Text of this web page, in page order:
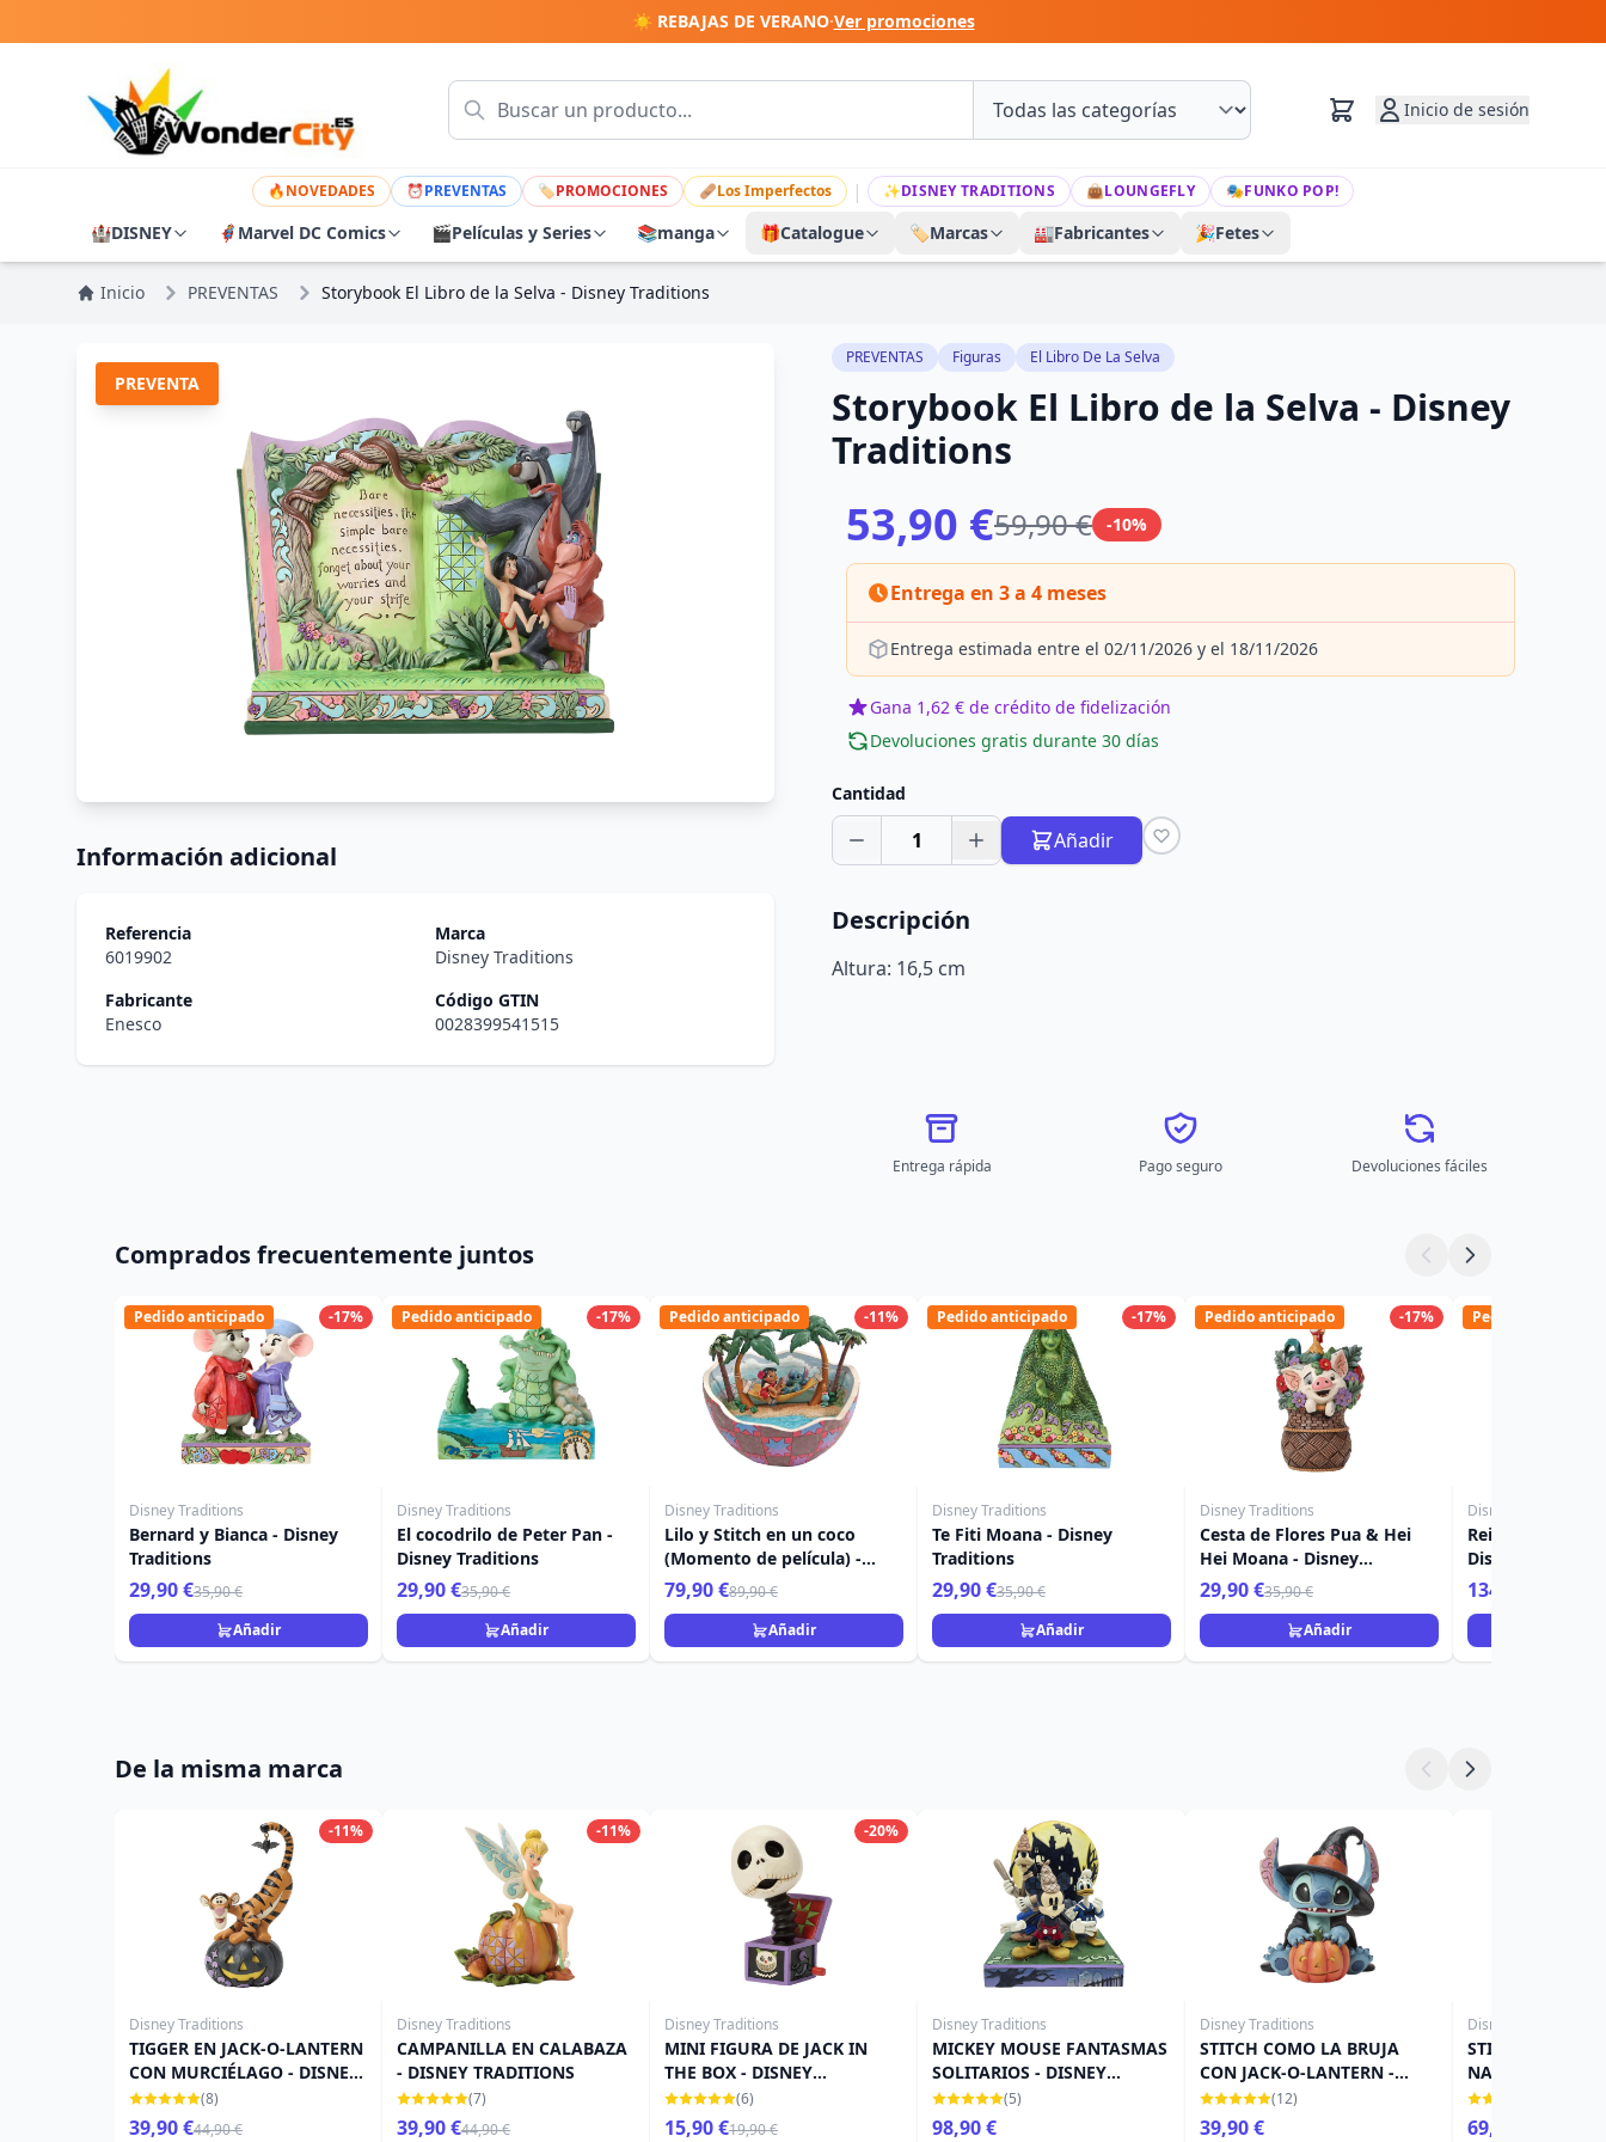
☀️ REBAJAS DE VERANO·Ver promociones
Inicio de sesión
🔥NOVEDADES ⏰PREVENTAS 🏷PROMOCIONES 🩹Los Imperfectos | ✨DISNEY TRADITIONS 👜LOUNGEFLY 🎭FUNKO POP!
🏰DISNEY 🦸 Marvel DC Comics 🎬Películas y Series 📚manga 🎁Catalogue 🏷️Marcas 🏭Fabricantes 🎉Fetes
Inicio PREVENTAS Storybook El Libro de la Selva - Disney Traditions
PREVENTA
Información adicional
Referencia
6019902
Marca
Disney Traditions
Fabricante
Enesco
Código GTIN
0028399541515
PREVENTAS Figuras El Libro De La Selva
Storybook El Libro de la Selva - Disney
Traditions
53,90 €59,90 € -10%
Entrega en 3 a 4 meses
Entrega estimada entre el 02/11/2026 y el 18/11/2026
Gana 1,62 € de crédito de fidelización
Devoluciones gratis durante 30 días
Cantidad
1 Añadir
Descripción
Altura: 16,5 cm
Entrega rápida Pago seguro Devoluciones fáciles
Comprados frecuentemente juntos
-17%
Pedido anticipado
Disney Traditions
Bernard y Bianca - Disney
Traditions
29,90 €35,90 €
Añadir
-17%
Pedido anticipado
Disney Traditions
El cocodrilo de Peter Pan -
Disney Traditions
29,90 €35,90 €
Añadir
-11%
Pedido anticipado
Disney Traditions
Lilo y Stitch en un coco
(Momento de película) -
Disney Traditions
79,90 €89,90 €
Añadir
-17%
Pedido anticipado
Disney Traditions
Te Fiti Moana - Disney
Traditions
29,90 €35,90 €
Añadir
-17%
Pedido anticipado
Disney Traditions
Cesta de Flores Pua & Hei
Hei Moana - Disney
Traditions
29,90 €35,90 €
Añadir
Pedido anticipado
Disney Traditions
Reina Malvada
Disney
134,90 €
De la misma marca
-11%
Disney Traditions
TIGGER EN JACK-O-LANTERN
CON MURCIÉLAGO - DISNEY
TRADITIONS
(8)
39,90 €44,90 €
-11%
Disney Traditions
CAMPANILLA EN CALABAZA
- DISNEY TRADITIONS
(7)
39,90 €44,90 €
-20%
Disney Traditions
MINI FIGURA DE JACK IN
THE BOX - DISNEY
TRADITIONS
(6)
15,90 €19,90 €
Disney Traditions
MICKEY MOUSE FANTASMAS
SOLITARIOS - DISNEY
TRADITIONS
(5)
98,90 €
Disney Traditions
STITCH COMO LA BRUJA
CON JACK-O-LANTERN -
DISNEY TRADITIONS
(12)
39,90 €
Disney Traditions
STITCH CON
NAVIDAD (LED)
TRADITIONS
69,90 €